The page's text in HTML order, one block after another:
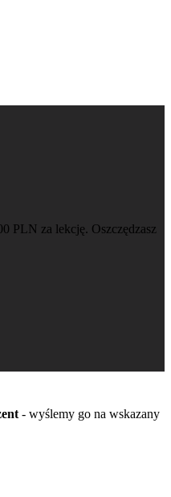
PLN za lekcję. Oszczędzasz
- wyślemy go na wskazany